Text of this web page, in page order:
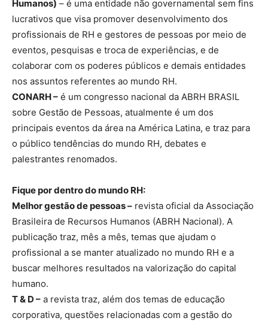
Humanos) – é uma entidade não governamental sem fins
lucrativos que visa promover desenvolvimento dos
profissionais de RH e gestores de pessoas por meio de
eventos, pesquisas e troca de experiências, e de
colaborar com os poderes públicos e demais entidades
nos assuntos referentes ao mundo RH.
CONARH – é um congresso nacional da ABRH BRASIL
sobre Gestão de Pessoas, atualmente é um dos
principais eventos da área na América Latina, e traz para
o público tendências do mundo RH, debates e
palestrantes renomados.
Fique por dentro do mundo RH:
Melhor gestão de pessoas – revista oficial da Associação
Brasileira de Recursos Humanos (ABRH Nacional). A
publicação traz, mês a mês, temas que ajudam o
profissional a se manter atualizado no mundo RH e a
buscar melhores resultados na valorização do capital
humano.
T & D – a revista traz, além dos temas de educação
corporativa, questões relacionadas com a gestão do